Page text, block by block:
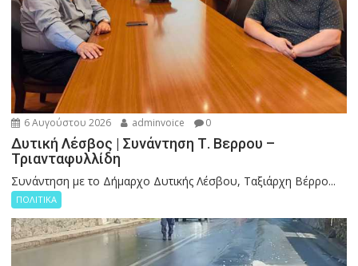
6 Αυγούστου 2026 adminvoice 0
Δυτική Λέσβος | Συνάντηση Τ. Βερρου –
Τριανταφυλλίδη
Συνάντηση με το Δήμαρχο Δυτικής Λέσβου, Ταξιάρχη Βέρρο...
ΠΟΛΙΤΙΚΑ